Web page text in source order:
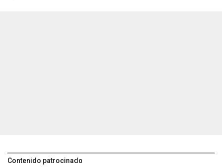
Contenido patrocinado